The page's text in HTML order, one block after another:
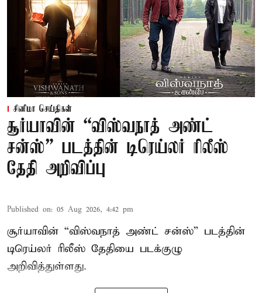
சினிமா செய்திகள்
சூர்யாவின் “விஸ்வநாத் அண்ட்
சன்ஸ்” படத்தின் டிரெய்லர் ரிலீஸ்
தேதி அறிவிப்பு
Published on: 05 Aug 2026, 4:42 pm
சூர்யாவின் “விஸ்வநாத் அண்ட் சன்ஸ்” படத்தின்
டிரெய்லர் ரிலீஸ் தேதியை படக்குழு
அறிவித்துள்ளது.